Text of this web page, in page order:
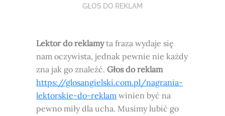
GŁOS DO REKLAM
Lektor do reklamyta fraza wydaje się
nam oczywista, jednak pewnie nie każdy
zna jak go znaleźć.Głos do reklam
https://glosangielski.com.pl/nagrania-
lektorskie-do-reklam winien być na
pewno miły dla ucha. Musimy lubić go